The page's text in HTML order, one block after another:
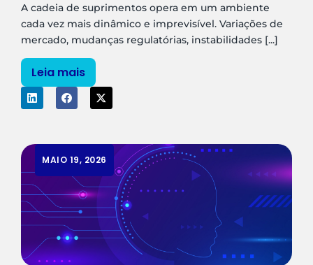
A cadeia de suprimentos opera em um ambiente
cada vez mais dinâmico e imprevisível. Variações de
mercado, mudanças regulatórias, instabilidades [...]
Leia mais
MAIO 19, 2026